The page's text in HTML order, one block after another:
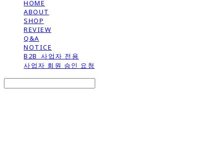
HOME
ABOUT
SHOP
REVIEW
Q&A
NOTICE
B2B_사업자 전용
사업자 회원 승인 요청